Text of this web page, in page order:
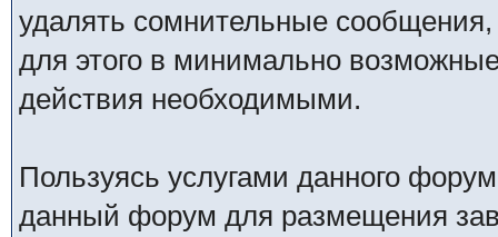
удалять сомнительные
для этого в минимально
действия необходимыми.
Пользуясь услугами данного
данный форум для размещения